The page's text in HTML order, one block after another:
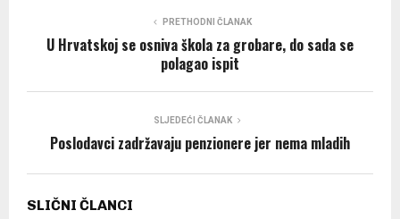
PRETHODNI ČLANAK
U Hrvatskoj se osniva škola za grobare, do sada se
polagao ispit
SLJEDEĆI ČLANAK
Poslodavci zadržavaju penzionere jer nema mladih
SLIČNI ČLANCI